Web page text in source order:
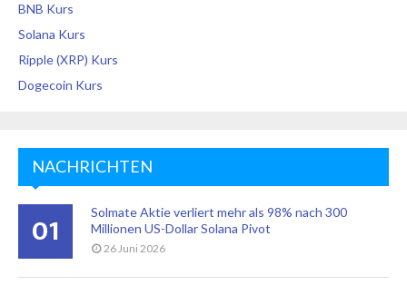
BNB Kurs
Solana Kurs
Ripple (XRP) Kurs
Dogecoin Kurs
NACHRICHTEN
01
Solmate Aktie verliert mehr als 98% nach 300
Millionen US-Dollar Solana Pivot
26 Juni 2026